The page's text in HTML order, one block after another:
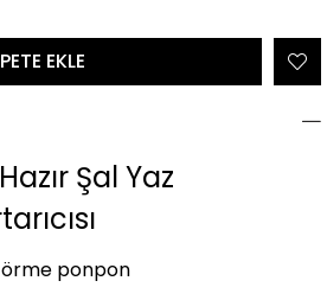
Şal Yaz
örme ponpon